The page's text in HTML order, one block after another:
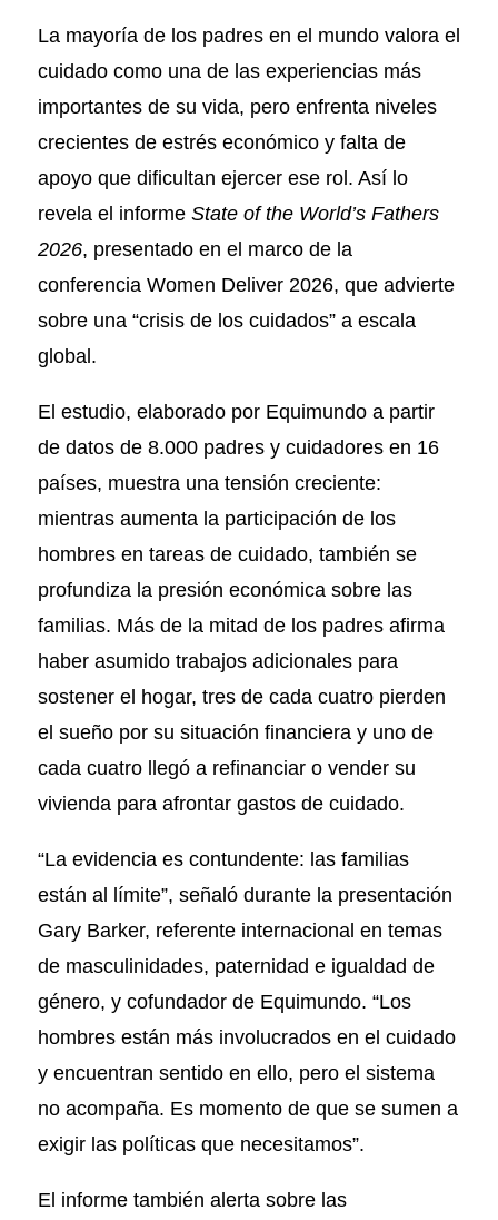
La mayoría de los padres en el mundo valora el
cuidado como una de las experiencias más
importantes de su vida, pero enfrenta niveles
crecientes de estrés económico y falta de
apoyo que dificultan ejercer ese rol. Así lo
revela el informe State of the World’s Fathers
2026, presentado en el marco de la
conferencia Women Deliver 2026, que advierte
sobre una “crisis de los cuidados” a escala
global.
El estudio, elaborado por Equimundo a partir
de datos de 8.000 padres y cuidadores en 16
países, muestra una tensión creciente:
mientras aumenta la participación de los
hombres en tareas de cuidado, también se
profundiza la presión económica sobre las
familias. Más de la mitad de los padres afirma
haber asumido trabajos adicionales para
sostener el hogar, tres de cada cuatro pierden
el sueño por su situación financiera y uno de
cada cuatro llegó a refinanciar o vender su
vivienda para afrontar gastos de cuidado.
“La evidencia es contundente: las familias
están al límite”, señaló durante la presentación
Gary Barker, referente internacional en temas
de masculinidades, paternidad e igualdad de
género, y cofundador de Equimundo. “Los
hombres están más involucrados en el cuidado
y encuentran sentido en ello, pero el sistema
no acompaña. Es momento de que se sumen a
exigir las políticas que necesitamos”.
El informe también alerta sobre las